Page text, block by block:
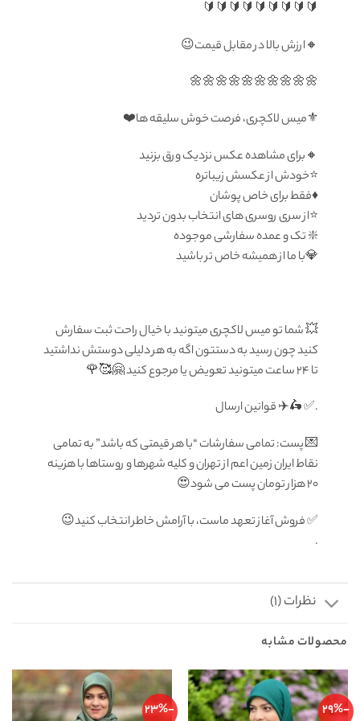
🔰🔰🔰🔰🔰🔰🔰🔰🔰
🔸ارزش بالا در مقابل قیمت😉
🌼🌼🌼🌼🌼🌼🌼🌼🌼🌼
⚜️میس لاکچری، فرصت خوش سلیقه ها❤️
🔸برای مشاهده عکس نزدیک ورق بزنید
⭐️خودش از عکسش زیباتره
♦️فقط برای خاص پوشان
⭐️از سری روسری های انتخاب بدون تردید
❇️ تک و عمده سفارشی موجوده
💎با ما از هميشه خاص تر باشيد
‎💥 شما تو میس لاکچری میتونید با خیال راحت ثبت سفارش
کنید چون رسید به دستتون اگه به هر دلیلی دوستش نداشتید
تا ۲۴ ساعت میتونید تعویض یا مرجوع کنید 🤗🥰🌹
.✅ 🛵✈️ قوانين ارسال
💌 پست: تمامى سفارشات “با هر قيمتى كه باشد” به تمامى
نقاط ايران زمين اعم از تهران و كليه شهرها و روستاها با هزینه
20 هزار تومان پست می شود😍
✅ فروش آغاز تعهد ماست، با آرامش خاطر انتخاب كنيد😉
.
نظرات (1)
محصولات مشابه
-29%
-23%